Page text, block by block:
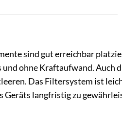
sind gut erreichbar
ohne Kraftaufwand. Auch
Das Filtersystem ist
Geräts langfristig zu